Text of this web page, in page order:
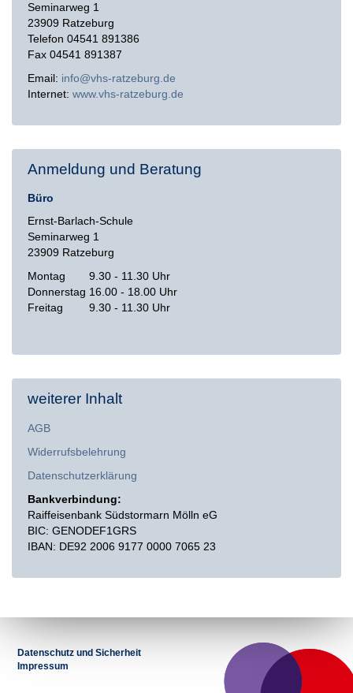
Seminarweg 1
23909 Ratzeburg
Telefon 04541 891386
Fax 04541 891387
Email: info@vhs-ratzeburg.de
Internet: www.vhs-ratzeburg.de
Anmeldung und Beratung
Büro
Ernst-Barlach-Schule
Seminarweg 1
23909 Ratzeburg
Montag
9.30 - 11.30 Uhr
Donnerstag 16.00 - 18.00 Uhr
Freitag
9.30 - 11.30 Uhr
weiterer Inhalt
AGB
Widerrufsbelehrung
Datenschutzerklärung
Bankverbindung:
Raiffeisenbank Südstormarn Mölln eG
BIC: GENODEF1GRS
IBAN: DE92 2006 9177 0000 7065 23
Datenschutz und Sicherheit
Impressum